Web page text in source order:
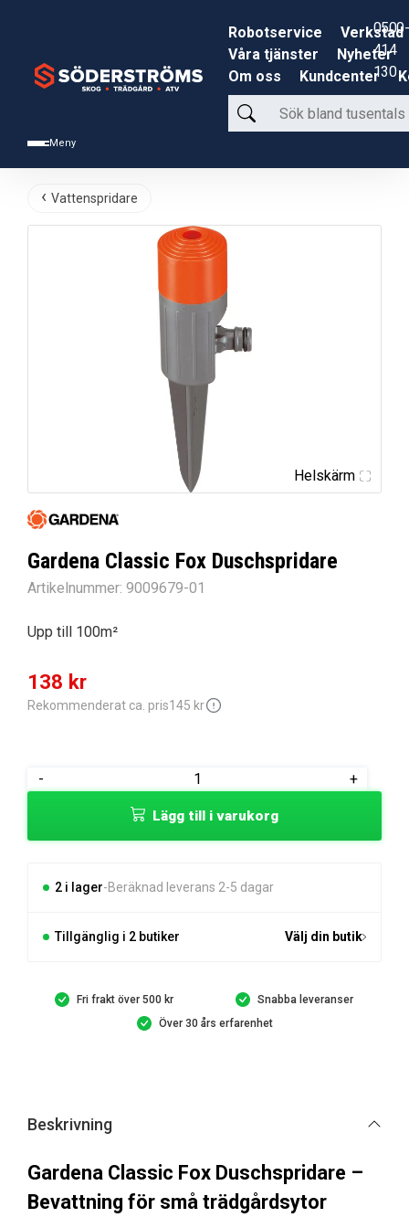
Meny
Robotservice
Verkstad
Våra tjänster
Nyheter
Om oss
Kundcenter
Sök
bland
produkter
0500-
414
130
Vattenspridare
Helskärm
Gardena Classic Fox Duschspridare
Artikelnummer: 9009679-01
Upp till 100m²
Det
ursprungliga
145 kr.
138 kr
Det
nuvarande
138 kr.
Rekommenderat ca. pris145 kr
-
Gardena
Classic
Duschspridare
+
Lägg till i varukorg
2 i lager Beräknad leverans 2-5 dagar
Tillgänglig i 2 butiker Välj din butik
Fri frakt över 500 kr
Snabba leveranser
Över 30 års erfarenhet
Beskrivning
Gardena Classic Fox Duschspridare –
Bevattning för små trädgårdsytor